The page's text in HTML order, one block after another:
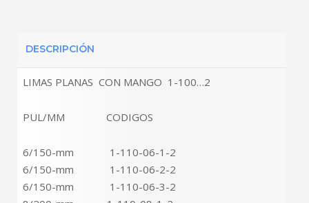
DESCRIPCIÓN
LIMAS PLANAS CON MANGO 1-100…2
PUL/MM CODIGOS
6/150-mm 1-110-06-1-2
6/150-mm 1-110-06-2-2
6/150-mm 1-110-06-3-2